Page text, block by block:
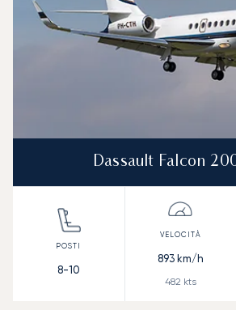
Dassault Falcon
8-10
893km/h
482 kts